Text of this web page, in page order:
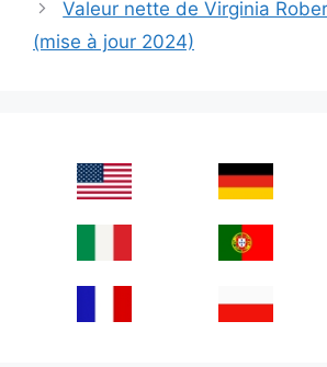
Valeur nette de Virginia
(mise à jour 2024)